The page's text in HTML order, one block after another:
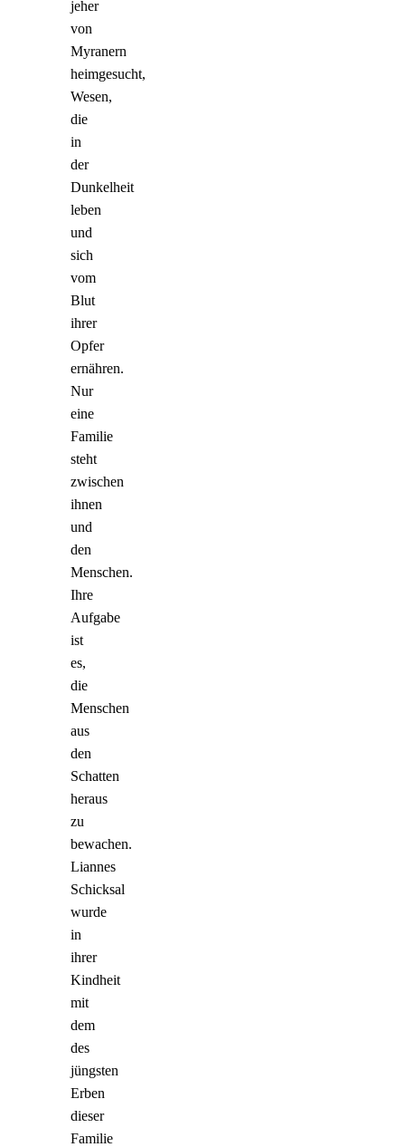
jeher
von
Myranern
heimgesucht,
Wesen,
die
in
der
Dunkelheit
leben
und
sich
vom
Blut
ihrer
Opfer
ernähren.
Nur
eine
Familie
steht
zwischen
ihnen
und
den
Menschen.
Ihre
Aufgabe
ist
es,
die
Menschen
aus
den
Schatten
heraus
zu
bewachen.
Liannes
Schicksal
wurde
in
ihrer
Kindheit
mit
dem
des
jüngsten
Erben
dieser
Familie